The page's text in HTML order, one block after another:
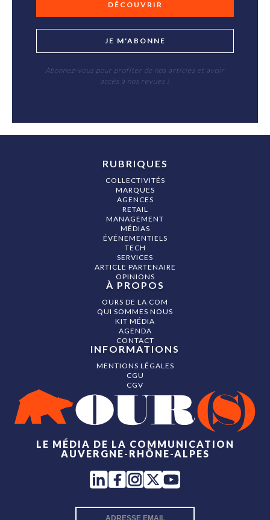
DÉCOUVRIR
JE M'ABONNE
Abonnez-vous pour profiter de nos articles et avoir
accès à nos revues !
LE MÉDIA DE LA COMMUNICATION
AUVERGNE-RHÔNE-ALPES
RUBRIQUES
COLLECTIVITÉS
MARQUES
AGENCES
RETAIL
MANAGEMENT
MÉDIAS
ÉVÉNEMENTIELS
TECH
SERVICES
ARTICLE PARTENAIRE
OPINIONS
À PROPOS
OURS DE LA COM
QUI SOMMES NOUS
KIT MÉDIA
AGENDA
CONTACT
INFORMATIONS
MENTIONS LÉGALES
CGU
CGV